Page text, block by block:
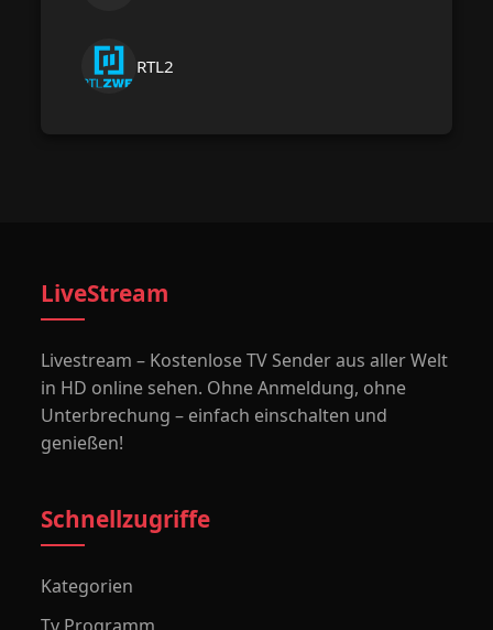
RTL2
LiveStream
Livestream – Kostenlose TV Sender aus aller Welt
in HD online sehen. Ohne Anmeldung, ohne
Unterbrechung – einfach einschalten und
genießen!
Schnellzugriffe
Kategorien